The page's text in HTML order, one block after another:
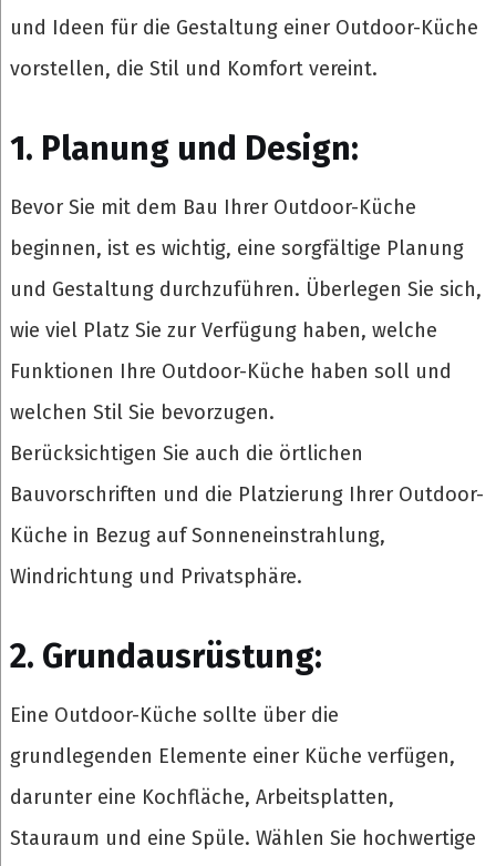
und Ideen für die Gestaltung einer Outdoor-Küche
vorstellen, die Stil und Komfort vereint.
1. Planung und Design:
Bevor Sie mit dem Bau Ihrer Outdoor-Küche
beginnen, ist es wichtig, eine sorgfältige Planung
und Gestaltung durchzuführen. Überlegen Sie sich,
wie viel Platz Sie zur Verfügung haben, welche
Funktionen Ihre Outdoor-Küche haben soll und
welchen Stil Sie bevorzugen.
Berücksichtigen Sie auch die örtlichen
Bauvorschriften und die Platzierung Ihrer Outdoor-
Küche in Bezug auf Sonneneinstrahlung,
Windrichtung und Privatsphäre.
2. Grundausrüstung:
Eine Outdoor-Küche sollte über die
grundlegenden Elemente einer Küche verfügen,
darunter eine Kochfläche, Arbeitsplatten,
Stauraum und eine Spüle. Wählen Sie hochwertige